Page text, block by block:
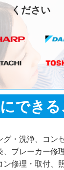
ください
できる
・洗浄、コン
、ブレーカー修
修理・取付、